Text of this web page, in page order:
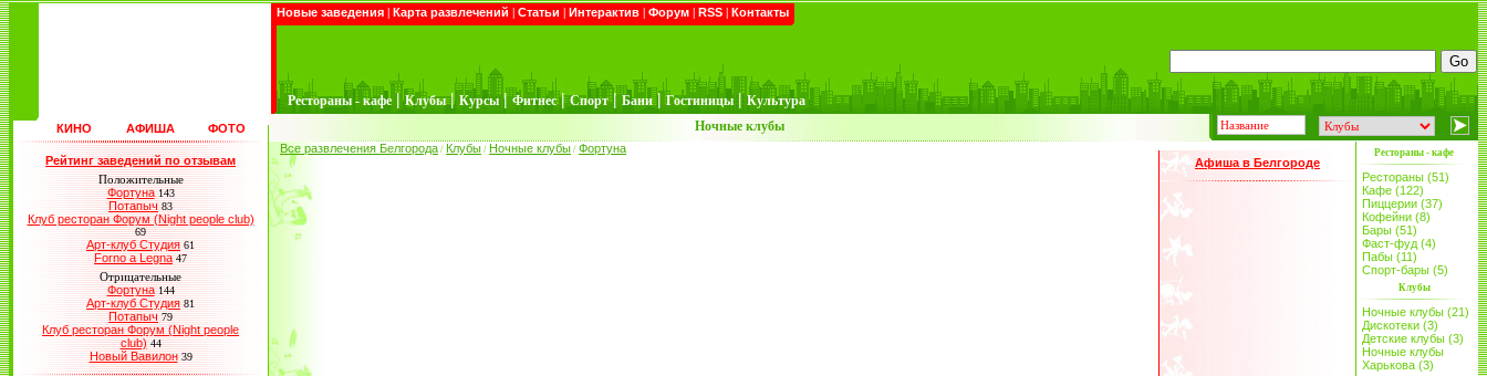
Новые заведения | Карта развлечений | Статьи | Интерактив | Форум | RSS | Контакты
Рестораны - кафе | Клубы | Курсы | Фитнес | Спорт | Бани | Гостиницы | Культура
КИНО АФИША ФОТО Ночные клубы
Рейтинг заведений по отзывам
Положительные
Фортуна 143
Потапыч 83
Клуб ресторан Форум (Night people club)
69
Арт-клуб Студия 61
Forno a Legna 47
Отрицательные
Фортуна 144
Арт-клуб Студия 81
Потапыч 79
Клуб ресторан Форум (Night people
club) 44
Новый Вавилон 39
Все развлечения Белгорода / Клубы / Ночные клубы / Фортуна
Афиша в Белгороде
Рестораны - кафе
Рестораны (51)
Кафе (122)
Пиццерии (37)
Кофейни (8)
Бары (51)
Фаст-фуд (4)
Пабы (11)
Спорт-бары (5)
Клубы
Ночные клубы (21)
Дискотеки (3)
Детские клубы (3)
Ночные клубы
Харькова (3)